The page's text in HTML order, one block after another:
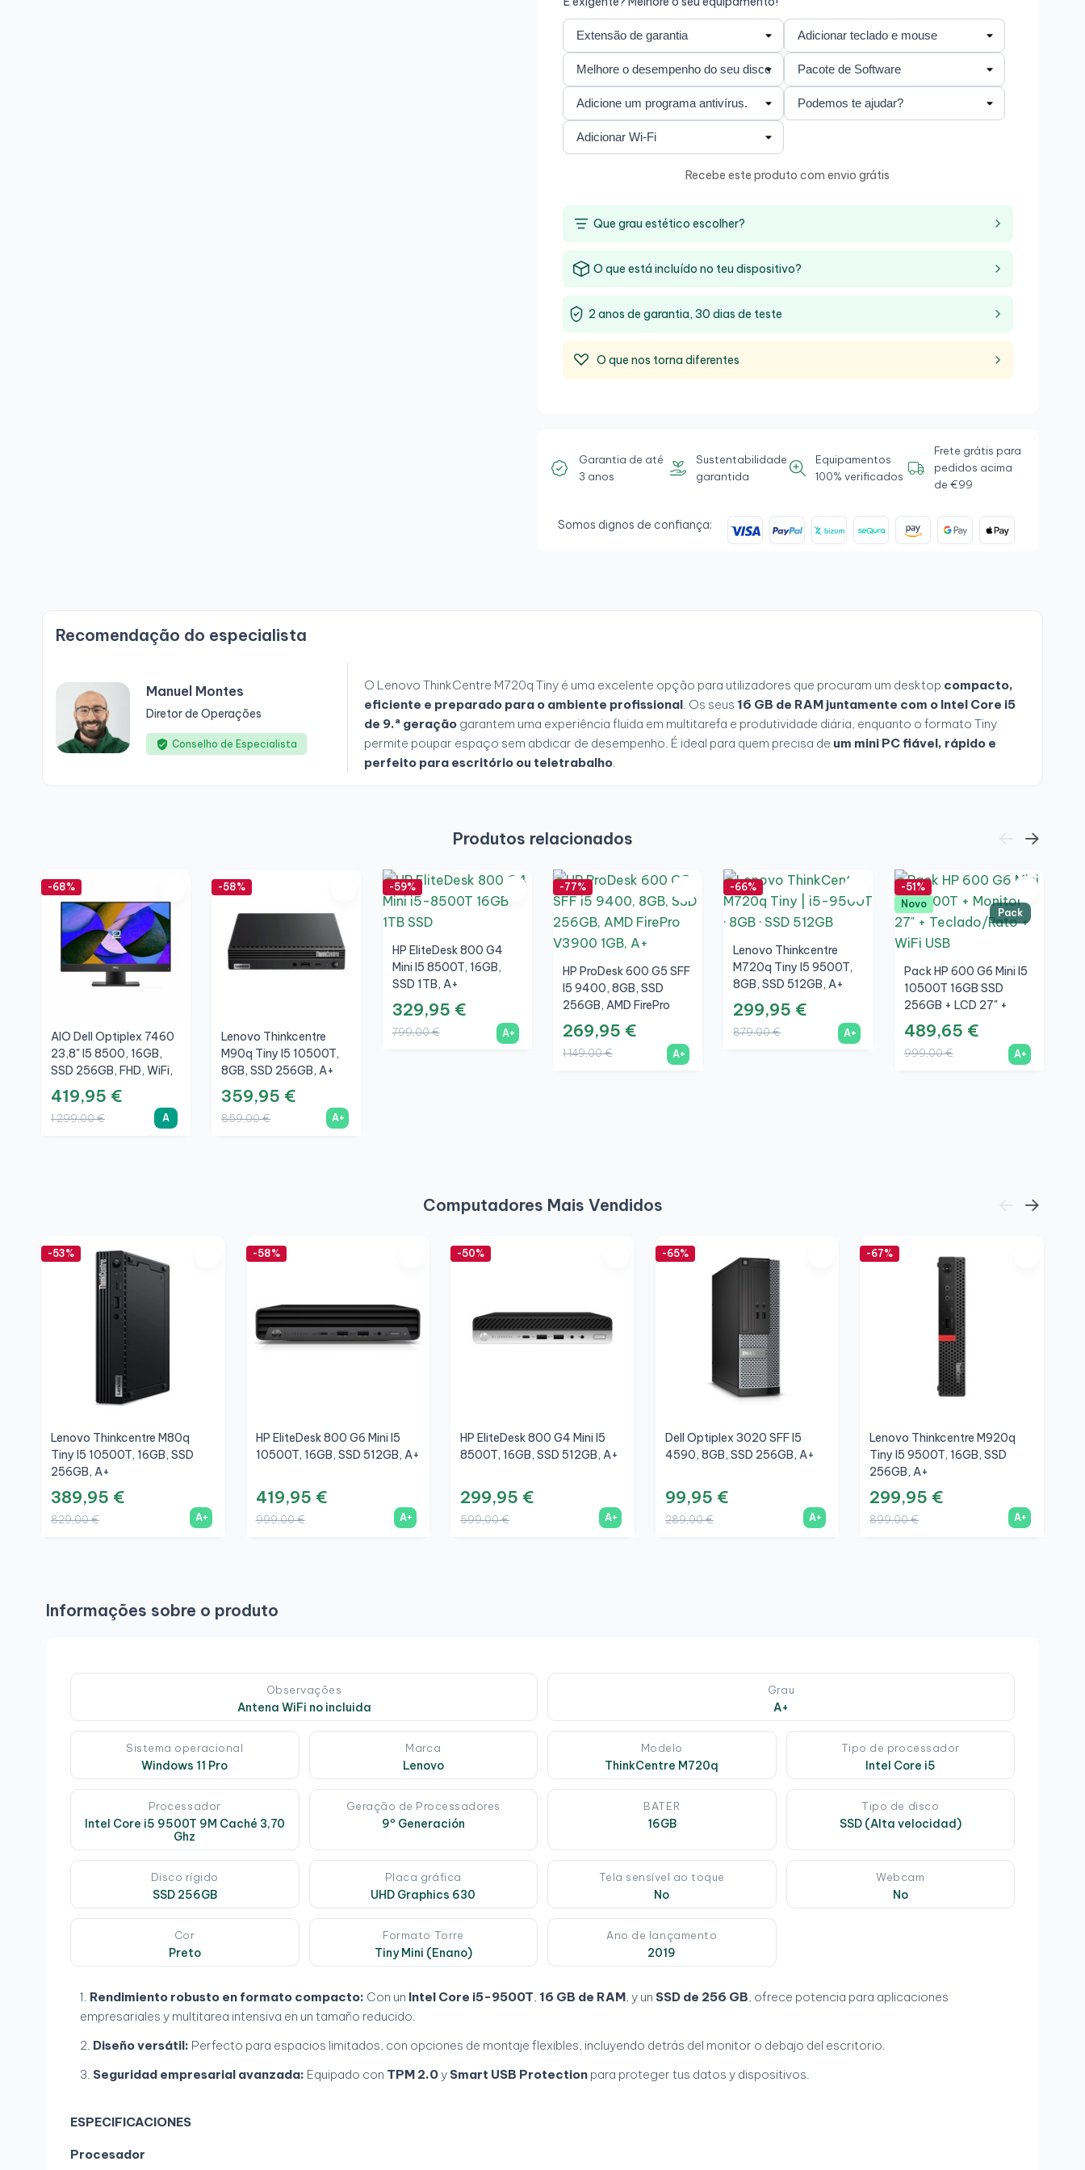
Recebe este produto com envio grátis
Que grau estético escolher?
O que está incluído no teu dispositivo?
2 anos de garantia, 30 dias de teste
O que nos torna diferentes
Garantia de até
3 anos
Sustentabilidade
garantida
Equipamentos
100% verificados
Frete grátis para
pedidos acima
de €99
Somos dignos de confiança:
Recomendação do especialista
Manuel Montes
Diretor de Operações
Conselho de Especialista
O Lenovo ThinkCentre M720q Tiny é uma excelente opção para utilizadores que procuram um desktop compacto,
eficiente e preparado para o ambiente profissional. Os seus 16 GB de RAM juntamente com o Intel Core i5
de 9.ª geraçãogarantem uma experiência fluida em multitarefa e produtividade diária, enquanto o formato Tiny
permite poupar espaço sem abdicar de desempenho. É ideal para quem precisa de um mini PC fiável, rápido e
perfeito para escritório ou teletrabalho.
Produtos relacionados
-68%
AIO Dell Optiplex 7460
23,8" I5 8500, 16GB,
SSD 256GB, FHD, WiFi,
A
419,95 €
1 299,00 € A
-58%
Lenovo Thinkcentre
M90q Tiny I5 10500T,
8GB, SSD 256GB, A+
359,95 €
859,00 € A+
-59%
HP EliteDesk 800 G4
Mini I5 8500T, 16GB,
SSD 1TB, A+
329,95 €
799,00 € A+
-77%
HP ProDesk 600 G5 SFF
I5 9400, 8GB, SSD
256GB, AMD FirePro
V3900 1GB, A+
269,95 €
1 149,00 € A+
-66%
Lenovo Thinkcentre
M720q Tiny I5 9500T,
8GB, SSD 512GB, A+
299,95 €
879,00 € A+
Pack
-51%
Novo
Pack HP 600 G6 Mini I5
10500T 16GB SSD
256GB + LCD 27" +
Teclado E Rato Sem
Fios + WiFi
489,65 €
999,00 € A+
Computadores Mais Vendidos
-53%
Lenovo Thinkcentre M80q
Tiny I5 10500T, 16GB, SSD
256GB, A+
389,95 €
829,00 € A+
-58%
HP EliteDesk 800 G6 Mini I5
10500T, 16GB, SSD 512GB, A+
419,95 €
999,00 € A+
-50%
HP EliteDesk 800 G4 Mini I5
8500T, 16GB, SSD 512GB, A+
299,95 €
599,00 € A+
-65%
Dell Optiplex 3020 SFF I5
4590, 8GB, SSD 256GB, A+
99,95 €
289,00 € A+
-67%
Lenovo Thinkcentre M920q
Tiny I5 9500T, 16GB, SSD
256GB, A+
299,95 €
899,00 € A+
Informações sobre o produto
Observações
Antena WiFi no incluida
Grau
A+
Sistema operacional
Windows 11 Pro
Marca
Lenovo
Modelo
ThinkCentre M720q
Tipo de processador
Intel Core i5
Processador
Intel Core i5 9500T 9M Caché 3,70
Ghz
Geração de Processadores
9º Generación
BATER
16GB
Tipo de disco
SSD (Alta velocidad)
Disco rígido
SSD 256GB
Placa gráfica
UHD Graphics 630
Tela sensível ao toque
No
Webcam
No
Cor
Preto
Formato Torre
Tiny Mini (Enano)
Ano de lançamento
2019
Rendimiento robusto en formato compacto: Con un Intel Core i5-9500T, 16 GB de RAM, y un SSD de 256 GB, ofrece potencia para aplicaciones
empresariales y multitarea intensiva en un tamaño reducido.
Diseño versátil: Perfecto para espacios limitados, con opciones de montaje flexibles, incluyendo detrás del monitor o debajo del escritorio.
Seguridad empresarial avanzada: Equipado con TPM 2.0y Smart USB Protection para proteger tus datos y dispositivos.
ESPECIFICACIONES
Procesador